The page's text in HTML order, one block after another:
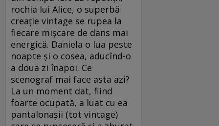
rochia lui Alice, o superbă
creaţie vintage se rupea la
fiecare mişcare de dans mai
energică. Daniela o lua peste
noapte şi o cosea, aducînd-o
a doua zi înapoi. Ce
scenograf mai face asta azi?
La un moment dat, fiind
foarte ocupată, a luat cu ea
pantalonaşii (tot vintage)